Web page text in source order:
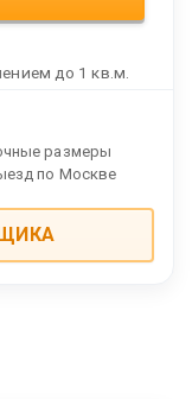
до 1 кв.м.
размеры
по Москве